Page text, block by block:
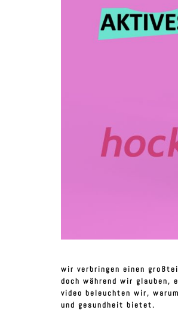
wir verbringen einen
doch während wir glauben,
video beleuchten wir,
und gesundheit bietet.